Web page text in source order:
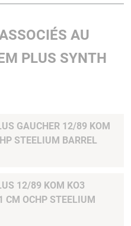
AU
PLUS SYNTH
GAUCHER 12/89 KOM
STEELIUM BARREL
12/89 KOM KO3
CM OCHP STEELIUM